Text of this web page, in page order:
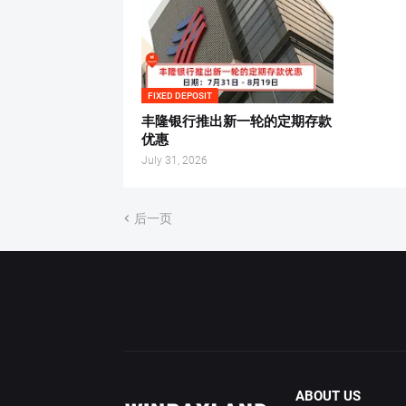
FIXED DEPOSIT
丰隆银行推出新一轮的定期存款
优惠
July 31, 2026
后一页
ABOUT US